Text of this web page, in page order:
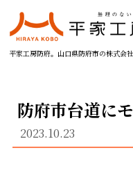
平家工房防府。山口県防府市の株式会
防府市台道に
2023.10.23